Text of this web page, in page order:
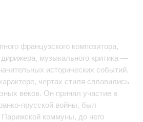
французского композитора,
дирижера, музыкального критика —
исторических событий.
чертах стиля сплавились
веков. Он принял участие в
прусской войны, был
коммуны, до него